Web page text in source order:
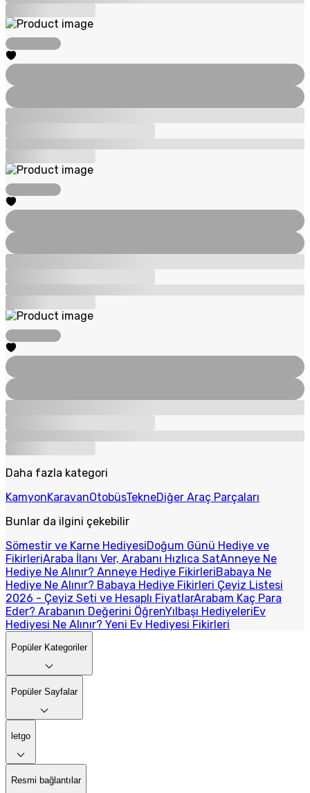
Daha fazla kategori
KamyonKaravanOtobüsTekneDiğer Araç Parçaları
Bunlar da ilgini çekebilir
Sömestir ve Karne HediyesiDoğum Günü Hediye ve
FikirleriAraba İlanı Ver, Arabanı Hızlıca SatAnneye Ne
Hediye Ne Alınır? Anneye Hediye FikirleriBabaya Ne
Hediye Ne Alınır? Babaya Hediye Fikirleri Çeyiz Listesi
2026 - Çeyiz Seti ve Hesaplı FiyatlarArabam Kaç Para
Eder? Arabanın Değerini ÖğrenYılbaşı HediyeleriEv
Hediyesi Ne Alınır? Yeni Ev Hediyesi Fikirleri
Popüler Kategoriler
Popüler Sayfalar
letgo
Resmi bağlantılar